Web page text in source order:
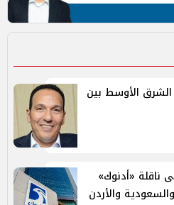
الشرق الأوسط بين
ناقلة «أدنوك»
والأردن